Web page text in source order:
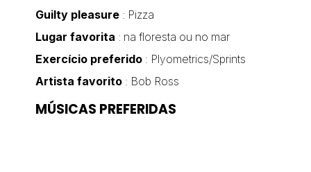
Guilty pleasure: Pizza
Lugar favorita : na floresta ou no mar
Exercício preferido: Plyometrics/Sprints
Artista favorito: Bob Ross
MÚSICAS PREFERIDAS